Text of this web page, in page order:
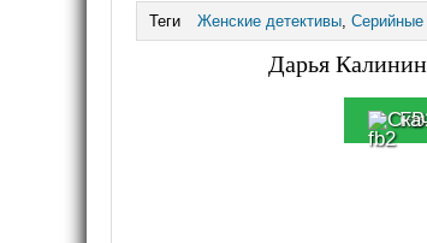
Теги Женские детективы Серийные
Дарья